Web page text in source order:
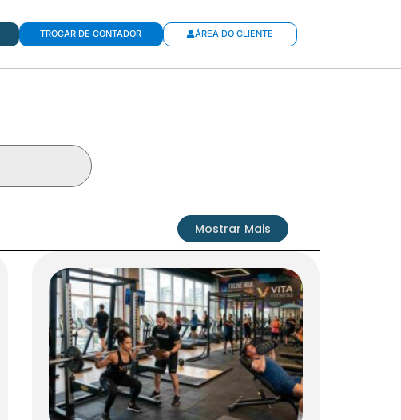
TROCAR DE CONTADOR ÁREA DO CLIENTE
Mostrar Mais